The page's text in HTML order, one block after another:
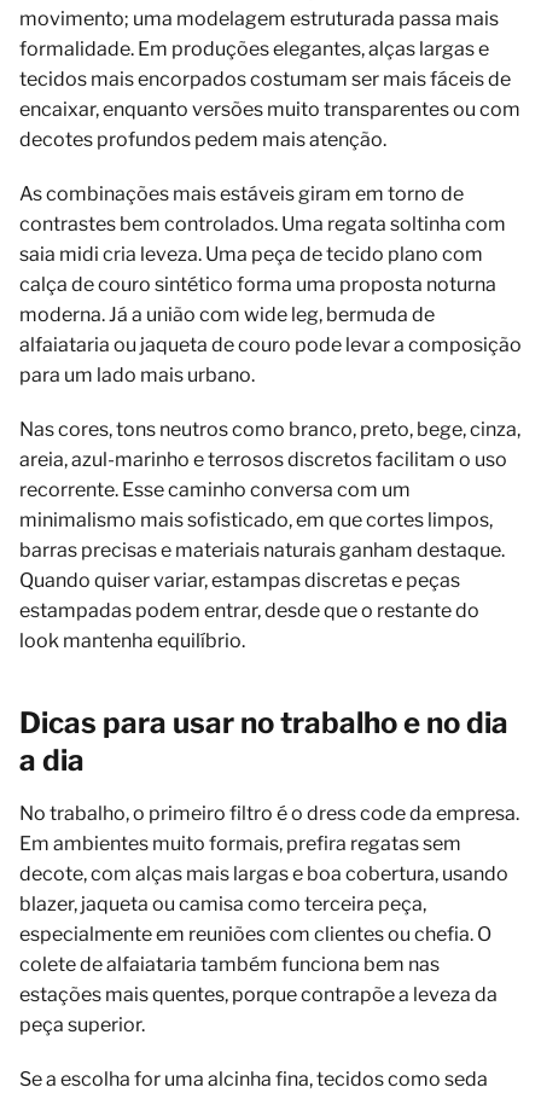
movimento; uma modelagem estruturada passa mais
formalidade. Em produções elegantes, alças largas e
tecidos mais encorpados costumam ser mais fáceis de
encaixar, enquanto versões muito transparentes ou com
decotes profundos pedem mais atenção.
As combinações mais estáveis giram em torno de
contrastes bem controlados. Uma regata soltinha com
saia midi cria leveza. Uma peça de tecido plano com
calça de couro sintético forma uma proposta noturna
moderna. Já a união com wide leg, bermuda de
alfaiataria ou jaqueta de couro pode levar a composição
para um lado mais urbano.
Nas cores, tons neutros como branco, preto, bege, cinza,
areia, azul-marinho e terrosos discretos facilitam o uso
recorrente. Esse caminho conversa com um
minimalismo mais sofisticado, em que cortes limpos,
barras precisas e materiais naturais ganham destaque.
Quando quiser variar, estampas discretas e peças
estampadas podem entrar, desde que o restante do
look mantenha equilíbrio.
Dicas para usar no trabalho e no dia
a dia
No trabalho, o primeiro filtro é o dress code da empresa.
Em ambientes muito formais, prefira regatas sem
decote, com alças mais largas e boa cobertura, usando
blazer, jaqueta ou camisa como terceira peça,
especialmente em reuniões com clientes ou chefia. O
colete de alfaiataria também funciona bem nas
estações mais quentes, porque contrapõe a leveza da
peça superior.
Se a escolha for uma alcinha fina, tecidos como seda